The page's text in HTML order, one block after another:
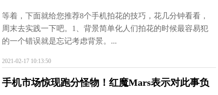
等着，下面就给您推荐8个手机拍花的技巧，花几分钟看看，
周末去实践一下吧。1、背景简单化人们拍花的时候最容易犯
的一个错误就是忘记考虑背景。...
2021-02-17 10:13:50
手机市场惊现跑分怪物！红魔Mars表示对此事负